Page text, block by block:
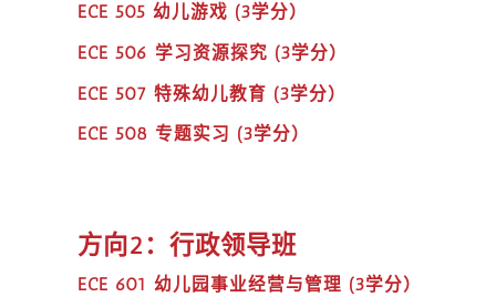
ECE 505 幼儿游戏 (3学分）
ECE 506 学习资源探究 (3学分）
ECE 507 特殊幼儿教育 (3学分）
ECE 508 专题实习 (3学分）
方向2：行政领导班
ECE 601 幼儿园事业经营与管理 (3学分）